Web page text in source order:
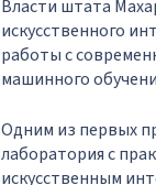
Власти штата
искусственного
работы с
машинного
Одним из первых
лаборатория с
искусственным